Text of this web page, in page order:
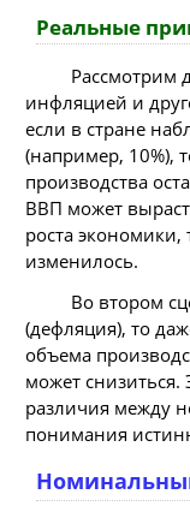
Реальные
Рассмотрим
инфляцией и
если в стране
(например, 10%),
производства
ВВП может
роста экономики,
изменилось.
Во втором
(дефляция), то
объема
может снизиться.
различия между
понимания